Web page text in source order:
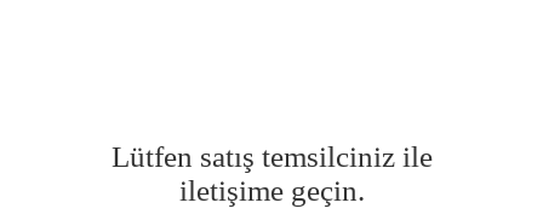
Lütfen satış temsilciniz ile
iletişime geçin.